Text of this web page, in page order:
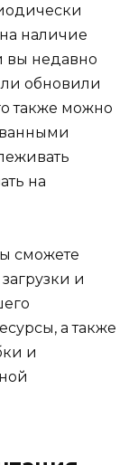
наличие
вы недавно
обновили
также можно
на
сможете
и
а также
и